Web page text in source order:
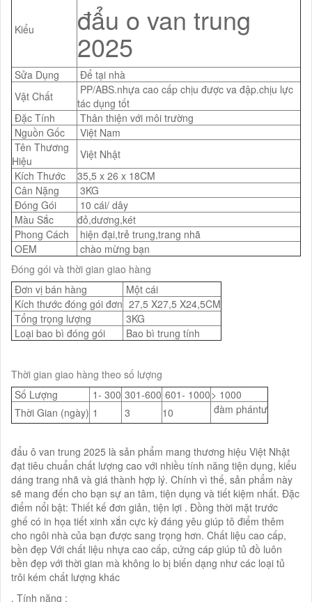
Kiểu đẩu o van trung
2025
Sửa Dụng
Để tại nhà
Vật Chất
PP/ABS.nhựa cao cấp chịu được va đập.chịu lực
tác dụng tốt
Đặc Tính
Thân thiện với môi trường
Nguồn Gốc
Việt Nam
Tên Thương
Hiệu
Việt Nhật
Kích Thước
35,5 x 26 x 18CM
Cân Nặng
3KG
Đóng Gói
10 cái/ dây
Màu Sắc
đỏ,dương,két
Phong Cách
hiện đại,trẻ trung,trang nhã
OEM
chào mừng bạn
Đóng gói và thời gian giao hàng
Đơn vị bán hàng
Một cái
Kích thước đóng gói đơn 27,5 X27,5 X24,5CM
Tổng trọng lượng
3KG
Loại bao bì đóng gói
Bao bì trung tính
Thời gian giao hàng theo số lượng
Số Lượng
1- 300 301-600 601- 1000> 1000
Thời Gian (ngày) 1 3 10 đàm phántư
đẩu ô van trung 2025 là sản phẩm mang thương hiệu Việt Nhật
đạt tiêu chuẩn chất lượng cao với nhiều tính năng tiện dụng, kiểu
dáng trang nhã và giá thành hợp lý. Chính vì thế, sản phẩm này
sẽ mang đến cho bạn sự an tâm, tiện dụng và tiết kiệm nhất. Đặc
điểm nổi bật: Thiết kế đơn giản, tiện lợi . Đồng thời mặt trước
ghế có in họa tiết xinh xắn cực kỳ đáng yêu giúp tô điểm thêm
cho ngôi nhà của bạn được sang trọng hơn. Chất liệu cao cấp,
bền đẹp Với chất liệu nhựa cao cấp, cứng cáp giúp tủ đồ luôn
bền đẹp với thời gian mà không lo bị biến dạng như các loại tủ
trôi kém chất lượng khác
. Tính năng ;